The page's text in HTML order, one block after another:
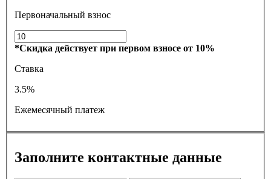
Первоначальный взнос
*Скидка действует при первом взносе от 10%
Ставка
3.5%
Ежемесячный платеж
Заполните контактные данные